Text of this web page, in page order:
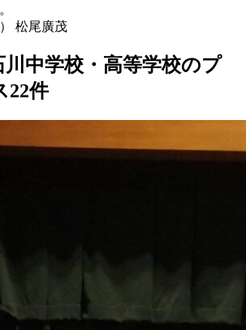
松尾廣茂
川中学校・高等学校のプ
22件